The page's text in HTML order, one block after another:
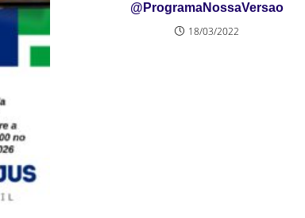
@ProgramaNossaVersao
18/03/2022